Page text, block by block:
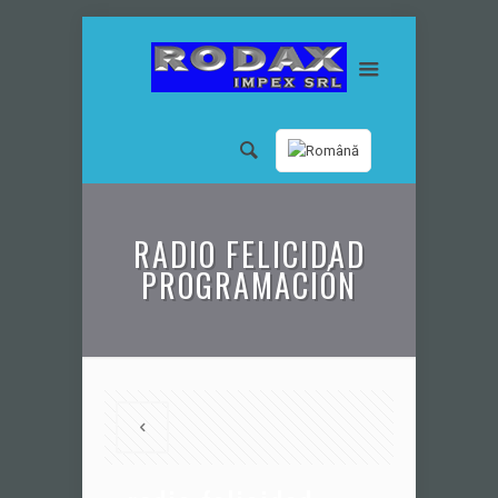
RADIO FELICIDAD
PROGRAMACIÓN